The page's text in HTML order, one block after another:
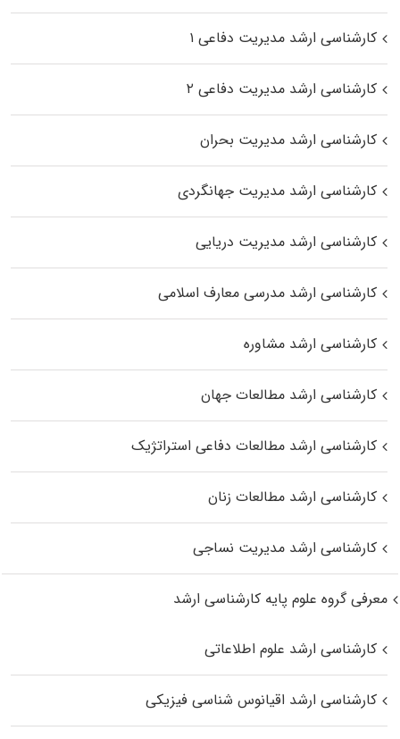
کارشناسی ارشد مدیریت دفاعی ۱
کارشناسی ارشد مدیریت دفاعی ۲
کارشناسی ارشد مدیریت بحران
کارشناسی ارشد مدیریت جهانگردی
کارشناسی ارشد مدیریت دریایی
کارشناسی ارشد مدرسی معارف اسلامی
کارشناسی ارشد مشاوره
کارشناسی ارشد مطالعات جهان
کارشناسی ارشد مطالعات دفاعی استراتژیک
کارشناسی ارشد مطالعات زنان
کارشناسی ارشد مدیریت نساجی
معرفی گروه علوم پایه کارشناسی ارشد
کارشناسی ارشد علوم اطلاعاتی
کارشناسی ارشد اقیانوس‌ شناسی فیزیکی